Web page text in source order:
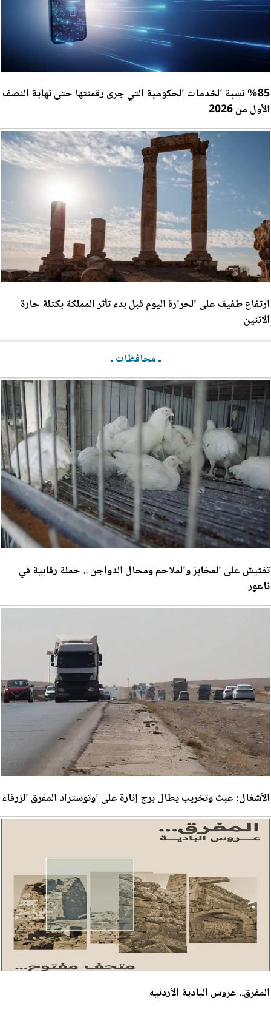
%85 نسبة الخدمات الحكومية التي جرى رقمنتها حتى نهاية النصف
الأول من 2026
ارتفاع طفيف على الحرارة اليوم قبل بدء تأثر المملكة بكتلة حارة
الاثنين
ـ محافظات ـ
تفتيش على المخابز والملاحم ومحال الدواجن .. حملة رقابية في
ناعور
الأشغال: عبث وتخريب يطال برج إنارة على اوتوستراد المفرق الزرقاء
المفرق.. عروس البادية الأردنية